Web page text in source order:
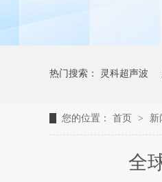
热门搜索： 灵科超声波
您的位置： 首页 > 新
全